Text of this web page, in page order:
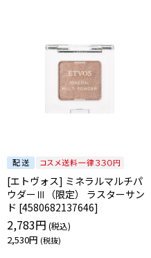
[エトヴォス] ミネラルマルチパ
ウダーⅢ（限定） ラスターサン
ド [4580682137646]
2,783円
2,530円